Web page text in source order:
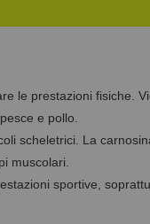
le prestazioni fisiche.
e pollo.
scheletrici. La
muscolari.
sportive,